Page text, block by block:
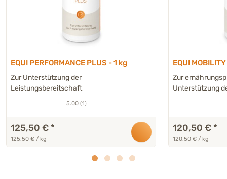
EQUI PERFORMANCE PLUS - 1 kg
Zur Unterstützung der
Leistungsbereitschaft
5.00 (1)
125,50 € *
125,50 € / kg
EQUI
Zur
Unterstützung
120,50 € *
120,50 € / kg